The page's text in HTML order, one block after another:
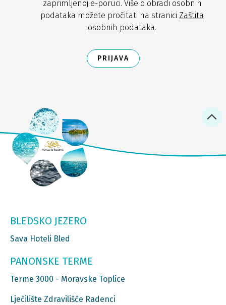
zaprimljenoj e-poruci. Više o obradi osobnih
podataka možete pročitati na stranici Zaštita
osobnih podataka.
PRIJAVA
BLEDSKO JEZERO
Sava Hoteli Bled
PANONSKE TERME
Terme 3000 - Moravske Toplice
Lječilište Zdravilišče Radenci